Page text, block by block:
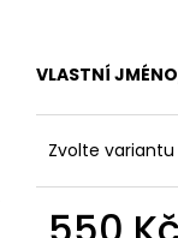
VLASTNÍ
Zvolte variantu